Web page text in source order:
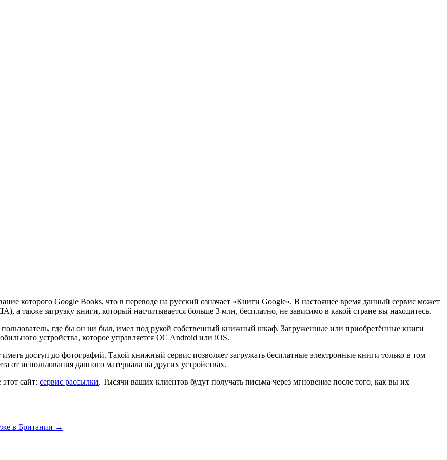
которого Google Books, что в переводе на русский означает «Книги Google». В настоящее время данный сервис может
а также загрузку книги, который насчитывается больше 3 млн, бесплатно, не зависимо в какой стране вы находитесь.
пользователь, где бы он ни был, имел под рукой собственный книжный шкаф. Загруженные или приобретённые книги
устройства, которое управляется ОС Android или iOS.
иметь доступ до фотографий. Такой книжный сервис позволяет загружать бесплатные электронные книги только в том
от использования данного материала на других устройствах.
сайт: сервис рассылки. Тысячи ваших клиентов будут получать письма через мгновение после того, как вы их
в Британии →